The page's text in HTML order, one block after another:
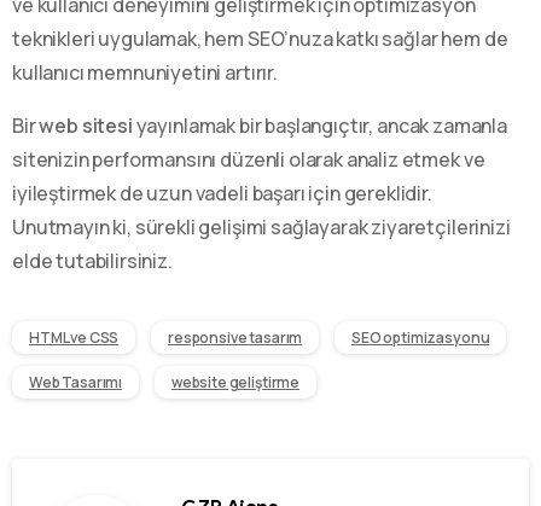
teknikleri uygulamak, hem SEO’nuza katkı sağlar hem de
kullanıcı memnuniyetini artırır.
Birweb sitesiyayınlamak bir başlangıçtır, ancak zamanla
sitenizin performansını düzenli olarak analiz etmek ve
iyileştirmek de uzun vadeli başarı için gereklidir.
Unutmayın ki, sürekli gelişimi sağlayarak ziyaretçilerinizi
elde tutabilirsiniz.
HTML ve CSS responsive tasarım SEO optimizasyonu
Web Tasarımı website geliştirme